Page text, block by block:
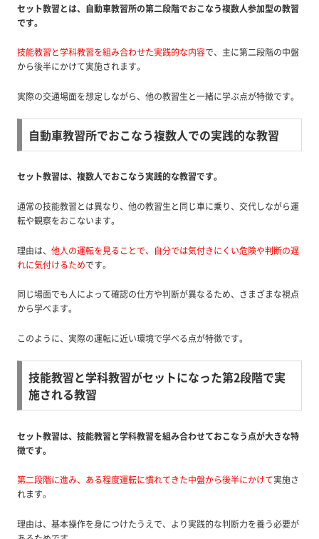
セット教習とは、自動車教習所の第二段階でおこなう複数人参加型の教習
です。
技能教習と学科教習を組み合わせた実践的な内容で、主に第二段階の中盤
から後半にかけて実施されます。
実際の交通場面を想定しながら、他の教習生と一緒に学ぶ点が特徴です。
自動車教習所でおこなう複数人での実践的な教習
セット教習は、複数人でおこなう実践的な教習です。
通常の技能教習とは異なり、他の教習生と同じ車に乗り、交代しながら運
転や観察をおこないます。
理由は、 他人の運転を見ることで、自分では気付きにくい危険や判断の遅
れに気付けるためです。
同じ場面でも人によって確認の仕方や判断が異なるため、さまざまな視点
から学べます。
このように、実際の運転に近い環境で学べる点が特徴です。
技能教習と学科教習がセットになった第2段階で実
施される教習
セット教習は、技能教習と学科教習を組み合わせておこなう点が大きな特
徴です。
第二段階に進み、ある程度運転に慣れてきた中盤から後半にかけて実施さ
れます。
理由は、基本操作を身につけたうえで、より実践的な判断力を養う必要が